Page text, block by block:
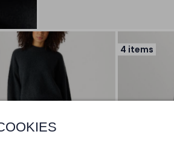
4 items